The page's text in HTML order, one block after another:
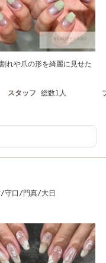
れや爪の形を綺麗に見せた
スタッフ 総数1人
/守口/門真/大日